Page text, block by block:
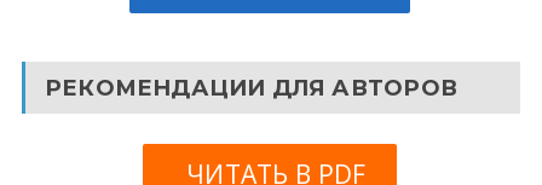
РЕКОМЕНДАЦИИ ДЛЯ АВТОРОВ
ЧИТАТЬ В PDF